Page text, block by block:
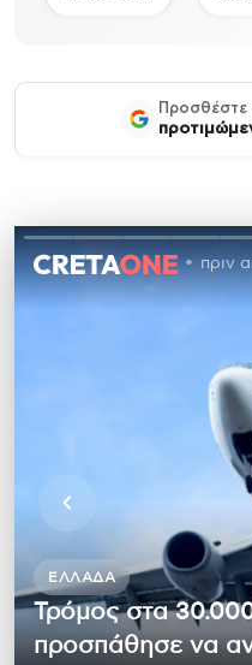
πριν
ΕΛΛΆΔΑ
Τρόμος στα
προσπάθησε να